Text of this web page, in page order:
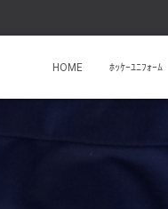
HOME ﾎｯｹｰﾕﾆﾌｫｰﾑ